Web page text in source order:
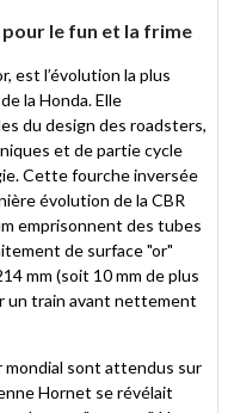
le fun et la frime
est l’évolution la plus
la Honda. Elle
du design des roadsters,
et de partie cycle
Cette fourche inversée
évolution de la CBR
emprisonnent des tubes
de surface "or"
mm (soit 10 mm de plus
un train avant nettement
mondial sont attendus sur
Hornet se révélait